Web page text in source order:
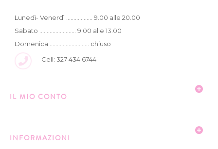
Lunedì- Venerdì .................. 9.00 alle 20.00
Sabato ......................... 9.00 alle 13.00
Domenica ........................... chiuso
Cell: 327 434 6744
IL MIO CONTO
INFORMAZIONI